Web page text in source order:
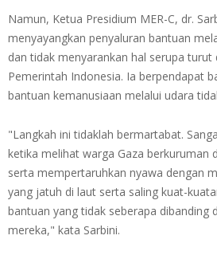
Namun, Ketua Presidium MER-C, dr.
menyayangkan penyaluran bantuan
dan tidak menyarankan hal serupa turut
Pemerintah Indonesia. Ia berpendapat
bantuan kemanusiaan melalui udara
"Langkah ini tidaklah bermartabat.
ketika melihat warga Gaza berkuruman
serta mempertaruhkan nyawa dengan
yang jatuh di laut serta saling kuat-
bantuan yang tidak seberapa dibanding
mereka," kata Sarbini.